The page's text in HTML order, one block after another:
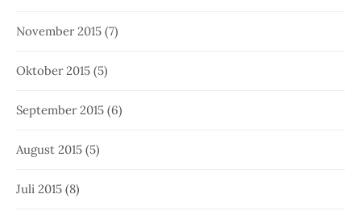
November 2015 (7)
Oktober 2015 (5)
September 2015 (6)
August 2015 (5)
Juli 2015 (8)